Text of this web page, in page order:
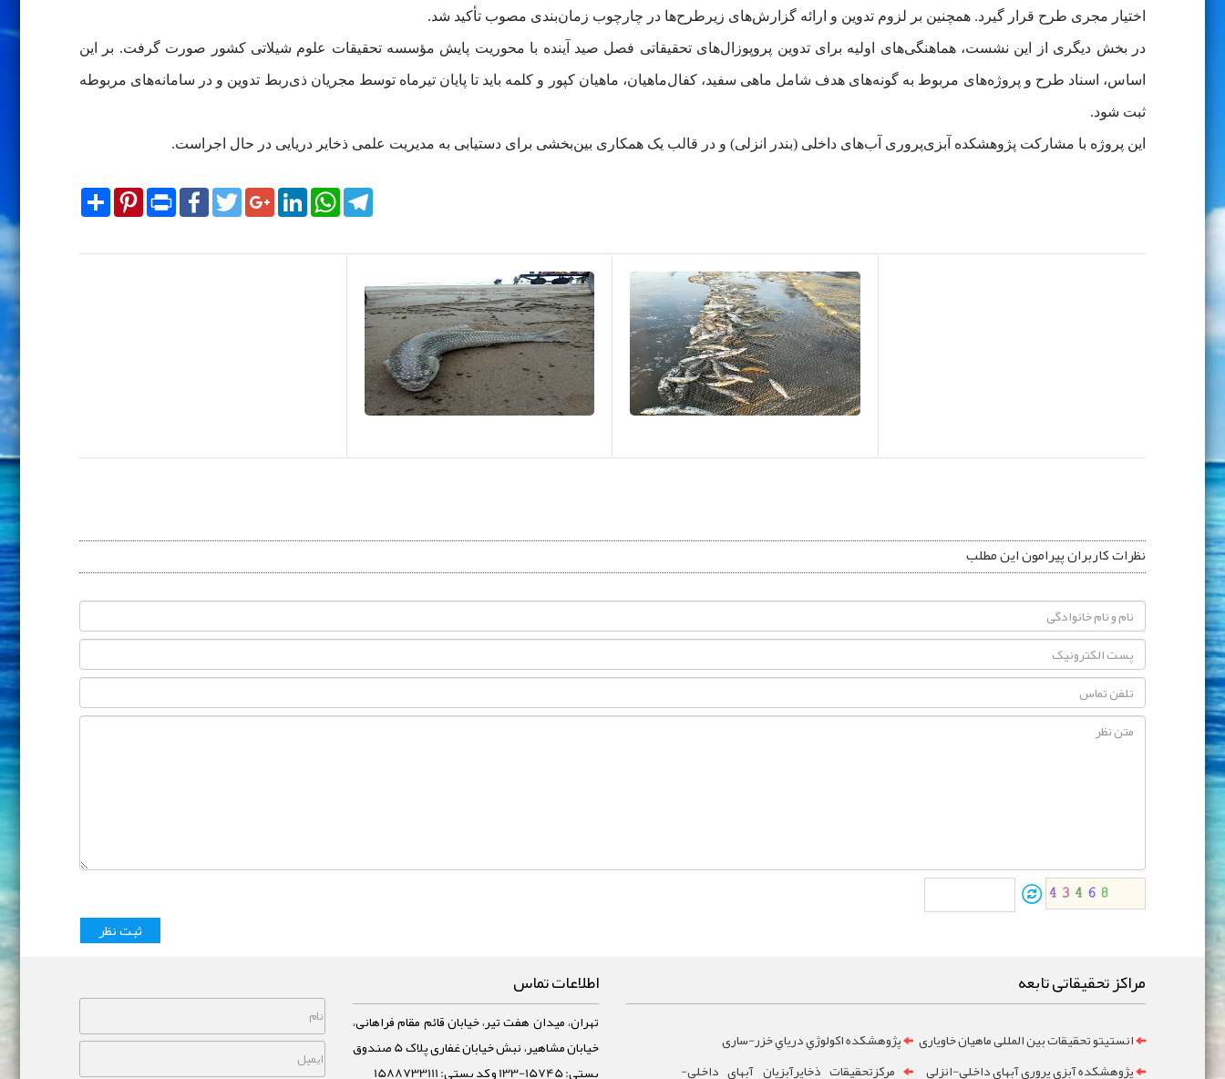
اختیار مجری طرح قرار گیرد. همچنین بر لزوم تدوین و ارائه گزارش‌های زیرطرح‌ها در چارچوب زمان‌بندی مصوب تأکید شد.
در بخش دیگری از این نشست، هماهنگی‌های اولیه برای تدوین پروپوزال‌های تحقیقاتی فصل صید آینده با محوریت پایش مؤسسه تحقیقات علوم شیلاتی کشور صورت گرفت. بر این
اساس، اسناد طرح و پروژه‌های مربوط به گونه‌های هدف شامل ماهی سفید، کفال‌ماهیان، ماهیان کپور و کلمه باید تا پایان تیرماه توسط مجریان ذی‌ربط تدوین و در سامانه‌های مربوطه
ثبت شود.
این پروژه با مشارکت پژوهشکده آبزی‌پروری آب‌های داخلی (بندر انزلی) و در قالب یک همکاری بین‌بخشی برای دستیابی به مدیریت علمی ذخایر دریایی در حال اجراست.
SharePinterest Print
FacebookTwitterGoogle+LinkedInWhatsAppTelegram
نظرات کاربران پیرامون این مطلب
مراکز تحقیقاتی تابعه
انستیتو تحقیقات بین المللی ماهیان خاویاری
پژوهشکده اکولوژي درياي خزر-ساری
پژوهشکده آبزي پروري آبهاي داخلي-انزلي
مرکزتحقيقات ذخايرآبزيان آبهاي داخلي-
اطلاعات تماس
تهران، میدان هفت تیر، خیابان قائم مقام فراهانی،
خیابان مشاهیر، نبش خیابان غفاری پلاک 5 صندوق
پستی: 15745-133 و کد پستی: 1588733111